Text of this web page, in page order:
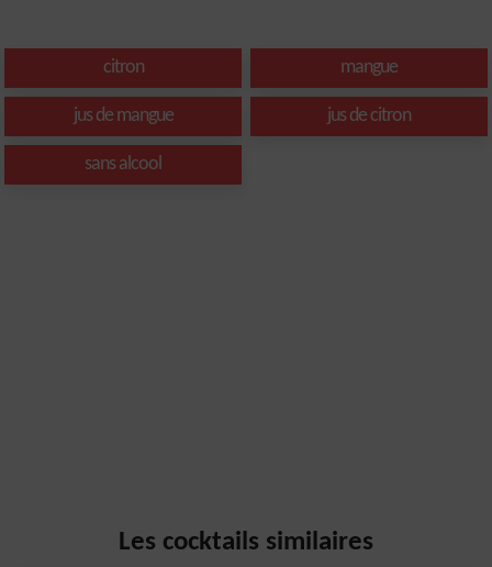
citron mangue
jus de mangue jus de citron
sans alcool
Les cocktails similaires